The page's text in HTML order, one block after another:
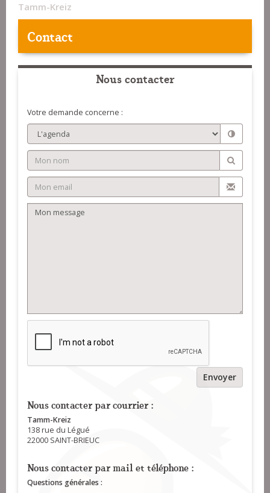
Tamm-Kreiz
Contact
Nous contacter
Votre demande concerne :
Envoyer
Nous contacter par courrier :
Tamm-Kreiz
138 rue du Légué
22000 SAINT-BRIEUC
Nous contacter par mail et téléphone :
Questions générales :